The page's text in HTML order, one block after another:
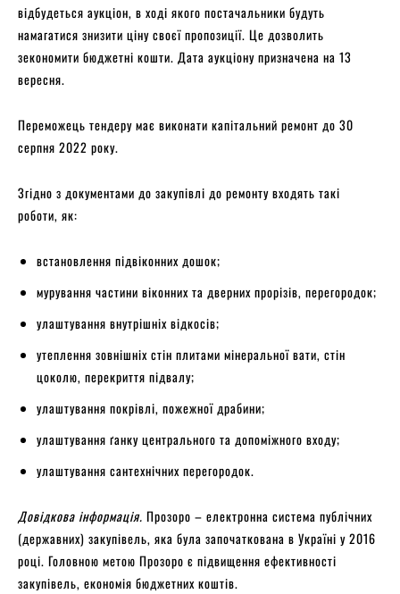
відбудеться аукціон, в ході якого постачальники будуть
намагатися знизити ціну своєї пропозиції. Це дозволить
зекономити бюджетні кошти. Дата аукціону призначена на 13
вересня.
Переможець тендеру має виконати капітальний ремонт до 30
серпня 2022 року.
Згідно з документами до закупівлі до ремонту входять такі
роботи, як:
встановлення підвіконних дошок;
мурування частини віконних та дверних прорізів, перегородок;
улаштування внутрішніх відкосів;
утеплення зовнішніх стін плитами мінеральної вати, стін
цоколю, перекриття підвалу;
улаштування покрівлі, пожежної драбини;
улаштування ґанку центрального та допоміжного входу;
улаштування сантехнічних перегородок.
Довідкова інформація. Прозоро – електронна система публічних
(державних) закупівель, яка була започаткована в Україні у 2016
році. Головною метою Прозоро є підвищення ефективності
закупівель, економія бюджетних коштів.